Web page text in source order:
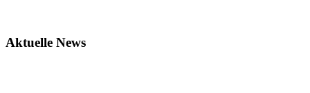
Aktuelle News